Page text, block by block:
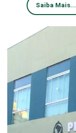
Saiba Mais...